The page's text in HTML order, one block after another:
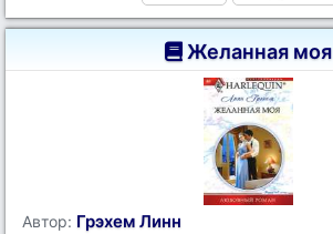
Желанная моя
Автор: Грэхем Линн